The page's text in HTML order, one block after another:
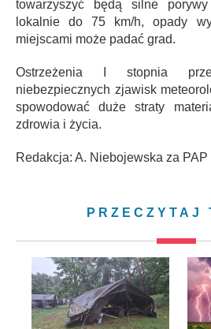
towarzyszyć będą silne
lokalnie do 75 km/h, opady
miejscami może padać grad.
Ostrzeżenia I stopnia
niebezpiecznych zjawisk
spowodować duże straty
zdrowia i życia.
Redakcja: A. Niebojewska za PAP
PRZECZYTAJ